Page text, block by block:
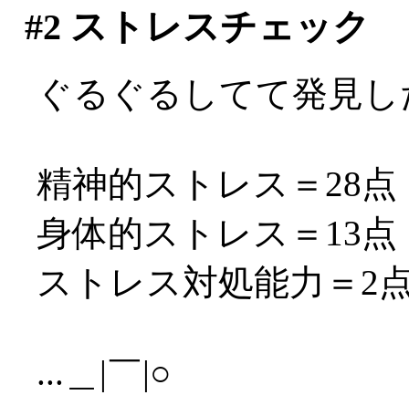
#2 ストレスチェック
ぐるぐるしてて発見
精神的ストレス＝28点
身体的ストレス＝13点
ストレス対処能力＝2
...＿|￣|○